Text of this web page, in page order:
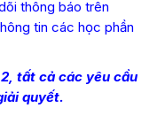
thông báo trên
tin các học phần
tất cả các yêu cầu
quyết.